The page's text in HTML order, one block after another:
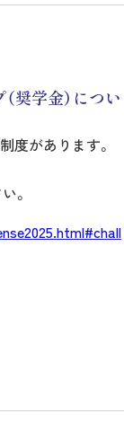
奨学金）につい
度があります。
。